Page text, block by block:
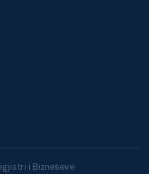
i Bizneseve